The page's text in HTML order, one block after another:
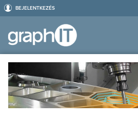
BEJELENTKEZÉS